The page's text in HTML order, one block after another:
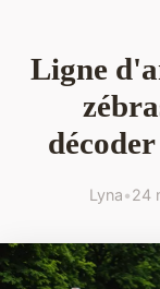
Ligne
Lyna•24